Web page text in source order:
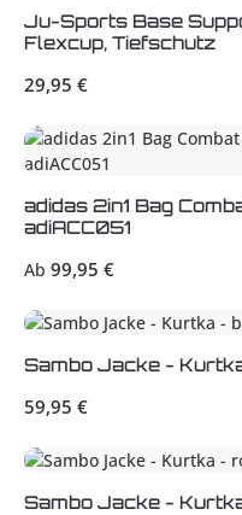
Ju-Sports Base
Flexcup, Tiefschutz
Regulärer Preis:
29,95 €
adidas 2in1 Bag
adiACC051
Regulärer Preis:
Ab 99,95 €
Sambo Jacke -
Regulärer Preis:
59,95 €
Sambo Jacke -